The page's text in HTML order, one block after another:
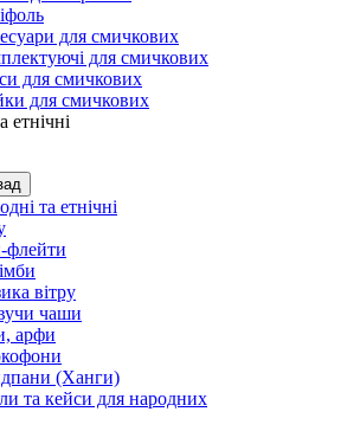
для смичкових
для смичкових
для смичкових
для смичкових
етнічні
та етнічні
флейти
вітру
чаши
арфи
(Ханги)
та кейси для народних